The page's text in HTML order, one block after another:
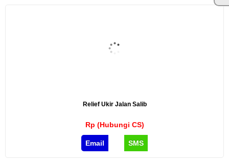
Relief Ukir Jalan Salib
Rp (Hubungi CS)
Email SMS